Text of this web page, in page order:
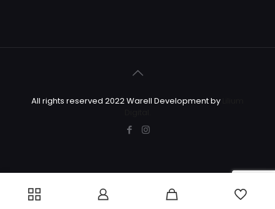
All rights reserved 2022 Warell Development by